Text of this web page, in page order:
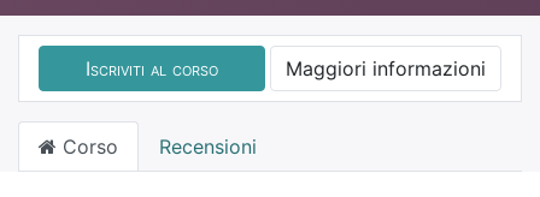
Iscriviti al corso Maggiori informazioni
Corso Recensioni